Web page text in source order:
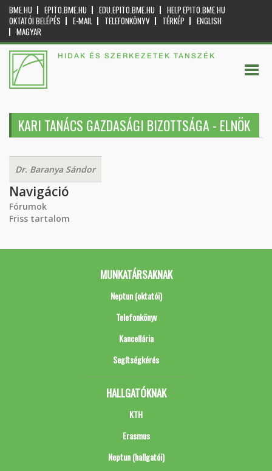
BME.HU EPITO.BME.HU EDU.EPITO.BME.HU
HELP.EPITO.BME.HU
OKTATÓI BELÉPÉS
E-MAIL TELEFONKÖNYV TÉRKÉP
ENGLISH
MAGYAR
HIDAK ÉS SZERKEZETEK TANSZÉK
KARI TANÁCS GAZDASÁGI BIZOTTSÁGA - ELNÖK
Dr. Baranya Sándor
Navigáció
Fórumok
Friss tartalom
MUNKATÁRSAKNAK
Neptun (oktatói)
Telefonkönyv
Kancellária
Segítségkérés
HALLGATÓKNAK
KTH
Erasmus
Neptun (hallgatói)